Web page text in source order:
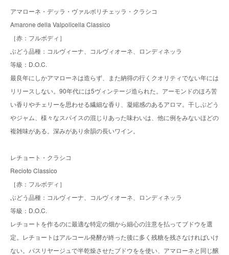
アマローネ・デッラ・ヴァルボリチェッラ・クラシコ
Amarone della Valpolicella Classico
［赤：フルボディ］
ぶどう品種：コルヴィーナ、コルヴィオーネ、ロンディネッラ
等級：D.O.C.
最良年にしかアマローネは造らず、また納得の行くクオリティでない年には
リリースしない。90年代には5ヴィンテージ造られた。アーモンドのほろ苦
い香りやチェリーを思わせる繊細な香り、凝縮感のあるアロマ。干しぶどう
やジャム、様々なスパイスの混じりあった味わいは、他に例をみないほどの
複雑味がある。深みがあり余韻の長いワイン。
レチョート・クラシコ
Recioto Classico
［赤：フルボディ］
ぶどう品種：コルヴィーナ、コルヴィオーネ、ロンディネッラ
等級：D.O.C.
レチョートを作るのに最適な特定の畑から細心の注意を払ってブドウを選
定。レチョートはアルコール発酵が終った後に多く残糖を残さなければいけ
ない。パスリヤージュで半乾燥させたブドウをを使い、アマローネと同じ醸